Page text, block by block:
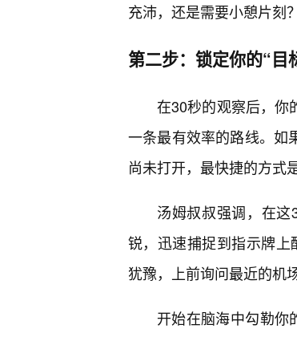
充沛，还是需要小憩片刻
第二步：锁定你的“目
在30秒的观察后，你
一条最有效率的路线。如
尚未打开，最快捷的方式
汤姆叔叔强调，在
锐，迅速捕捉到指示牌上
犹豫，上前询问最近的机
开始在脑海中勾勒你